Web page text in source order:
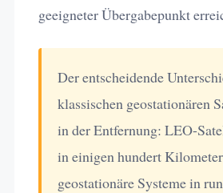
geeigneter Übergabepunkt
Der entscheidende
klassischen geostationären
in der Entfernung: LEO-
in einigen hundert
geostationäre Systeme in